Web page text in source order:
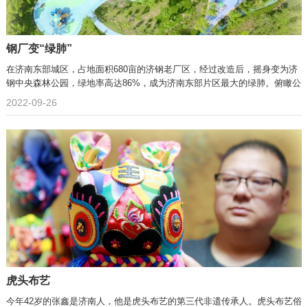
钢厂变“绿肺”
在济南东部城区，占地面积680亩的济钢老厂区，经过改造后，摇身变为济
钢中央森林公园，绿地率高达86%，成为济南东部片区最大的绿肺。俯瞰公
2022-09-26
虎头布艺
今年42岁的张鑫是济南人，他是虎头布艺的第三代非遗传承人。虎头布艺俗